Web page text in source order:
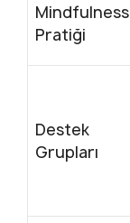
Mindfulness
Pratiği
Destek
Grupları